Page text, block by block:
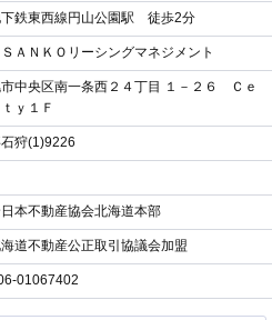
下鉄東西線円山公園駅 徒歩2分
ＡＮＫＯリーシングマネジメント
中央区南一条西２４丁目 １－２６ Ｃｅ
ｙ１Ｆ
狩(1)9226
日本不動産協会北海道本部
海道不動産公正取引協議会加盟
01067402